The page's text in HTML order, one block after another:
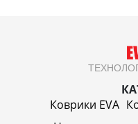
Коврики EVA